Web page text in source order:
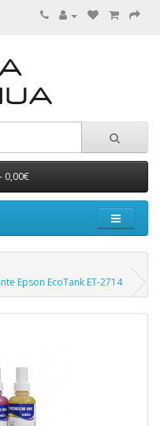
0,00€
Epson EcoTank ET-2714